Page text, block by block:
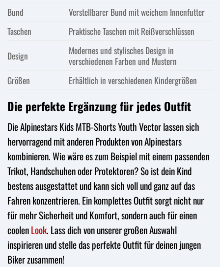
Bund
Verstellbarer Bund mit weichem Innenfutter
Taschen
Praktische Taschen mit Reißverschlüssen
Design
Modernes und stylisches Design in
verschiedenen Farben und Mustern
Größen
Erhältlich in verschiedenen Kindergrößen
Die perfekte Ergänzung für jedes Outfit
Die Alpinestars Kids MTB-Shorts Youth Vector lassen sich
hervorragend mit anderen Produkten von Alpinestars
kombinieren. Wie wäre es zum Beispiel mit einem passenden
Trikot, Handschuhen oder Protektoren? So ist dein Kind
bestens ausgestattet und kann sich voll und ganz auf das
Fahren konzentrieren. Ein komplettes Outfit sorgt nicht nur
für mehr Sicherheit und Komfort, sondern auch für einen
coolenLook. Lass dich von unserer großen Auswahl
inspirieren und stelle das perfekte Outfit für deinen jungen
Biker zusammen!